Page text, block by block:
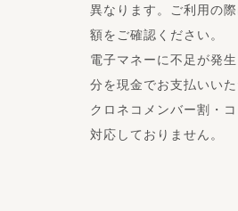
異なります。ご利用の
額をご確認ください。
電子マネーに不足が発
分を現金でお支払いいた
クロネコメンバー割・
対応しておりません。